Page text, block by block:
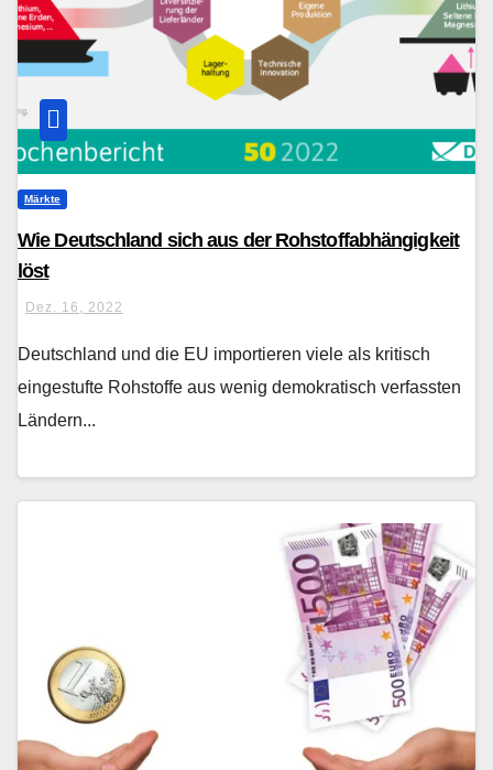
Märkte
Wie Deutschland sich aus der Rohstoffabhängigkeit
löst
Dez. 16, 2022
Deutschland und die EU importieren viele als kritisch
eingestufte Rohstoffe aus wenig demokratisch verfassten
Ländern...